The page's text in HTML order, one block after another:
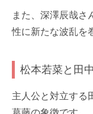
また、深澤辰哉さ
性に新たな波乱を
松本若菜と田
主人公と対立する